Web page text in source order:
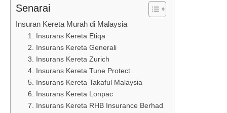
Senarai
Insuran Kereta Murah di Malaysia
1. Insurans Kereta Etiqa
2. Insurans Kereta Generali
3. Insurans Kereta Zurich
4. Insurans Kereta Tune Protect
5. Insurans Kereta Takaful Malaysia
6. Insurans Kereta Lonpac
7. Insurans Kereta RHB Insurance Berhad